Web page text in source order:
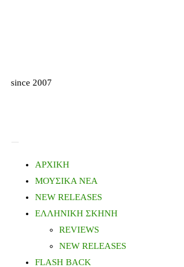
since 2007
ΑΡΧΙΚΗ
ΜΟΥΣΙΚΑ ΝΕΑ
NEW RELEASES
ΕΛΛΗΝΙΚΗ ΣΚΗΝΗ
REVIEWS
NEW RELEASES
FLASH BACK